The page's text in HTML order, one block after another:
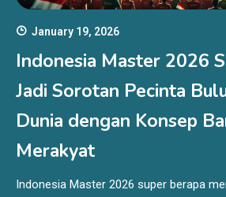
January 19, 2026
Indonesia Master 2026
Jadi Sorotan Pecinta
Dunia dengan Konsep
Merakyat
Indonesia Master 2026 super berapa